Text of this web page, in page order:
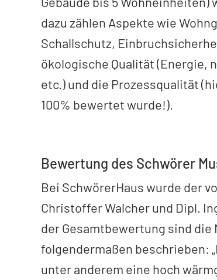
dazu zählen Aspekte wie
Schallschutz,
ökologische Qualität (Energie,
etc.) und die Prozessqualität
100% bewertet wurde!).
Bewertung des Schwörer
Bei SchwörerHaus wurde der
Christoffer Walcher und Dipl.
der Gesamtbewertung sind
folgendermaßen beschrieben:
unter anderem eine hoch